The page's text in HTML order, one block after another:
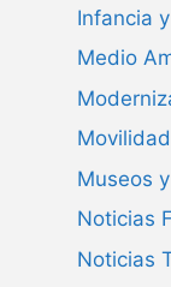
Infancia
Medio
Museos
Noticias
Noticias